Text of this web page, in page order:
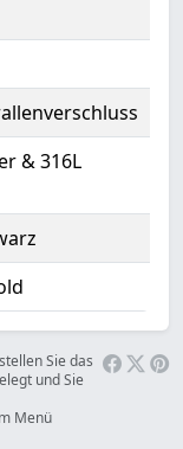
& 316L
Sie das
und Sie
Menü